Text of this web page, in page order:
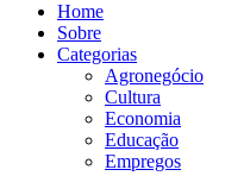
Home
Sobre
Categorias
Agronegócio
Cultura
Economia
Educação
Empregos